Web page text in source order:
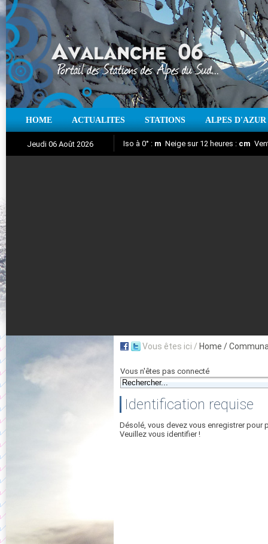
HOME ACTUALITES STATIONS ALPES D'AZUR
Jeudi 06 Août 2026 Iso à 0° : m Neige sur 12 heures : cm
Vous êtes ici / Home /
Vous n'êtes pas connecté
Identification requise
Désolé, vous devez vous enregistrer pour
Veuillez vous identifier !